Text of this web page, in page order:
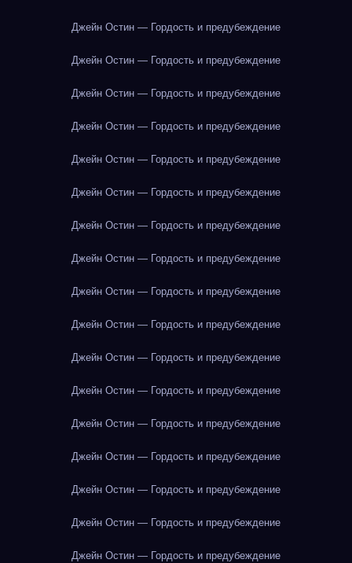
Джейн Остин — Гордость и предубеждение
Джейн Остин — Гордость и предубеждение
Джейн Остин — Гордость и предубеждение
Джейн Остин — Гордость и предубеждение
Джейн Остин — Гордость и предубеждение
Джейн Остин — Гордость и предубеждение
Джейн Остин — Гордость и предубеждение
Джейн Остин — Гордость и предубеждение
Джейн Остин — Гордость и предубеждение
Джейн Остин — Гордость и предубеждение
Джейн Остин — Гордость и предубеждение
Джейн Остин — Гордость и предубеждение
Джейн Остин — Гордость и предубеждение
Джейн Остин — Гордость и предубеждение
Джейн Остин — Гордость и предубеждение
Джейн Остин — Гордость и предубеждение
Джейн Остин — Гордость и предубеждение